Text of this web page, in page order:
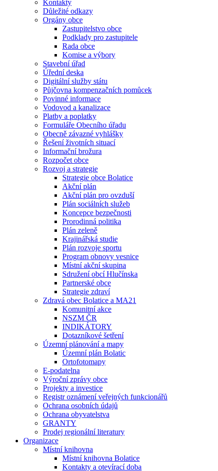
Kontakty
Důležité odkazy
Orgány obce
Zastupitelstvo obce
Podklady pro zastupitele
Rada obce
Komise a výbory
Stavební úřad
Úřední deska
Digitální služby státu
Půjčovna kompenzačních pomůcek
Povinné informace
Vodovod a kanalizace
Platby a poplatky
Formuláře Obecního úřadu
Obecně závazné vyhlášky
Řešení životních situací
Informační brožura
Rozpočet obce
Rozvoj a strategie
Strategie obce Bolatice
Akční plán
Akční plán pro ovzduší
Plán sociálních služeb
Koncepce bezpečnosti
Prorodinná politika
Plán zeleně
Krajinářská studie
Plán rozvoje sportu
Program obnovy vesnice
Místní akční skupina
Sdružení obcí Hlučínska
Partnerské obce
Strategie zdraví
Zdravá obec Bolatice a MA21
Komunitní akce
NSZM ČR
INDIKÁTORY
Dotazníkové šetření
Územní plánování a mapy
Územní plán Bolatic
Ortofotomapy
E-podatelna
Výroční zprávy obce
Projekty a investice
Registr oznámení veřejných funkcionářů
Ochrana osobních údajů
Ochrana obyvatelstva
GRANTY
Prodej regionální literatury
Organizace
Místní knihovna
Místní knihovna Bolatice
Kontakty a otevírací doba